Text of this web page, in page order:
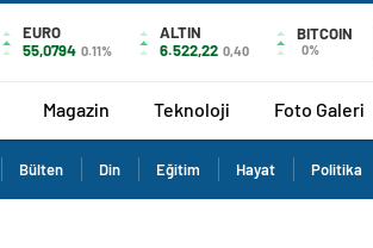
EURO
55,0794 0.11%
ALTIN
6.522,22 0,40
BITCOIN
0%
Magazin Teknoloji Foto Galeri
Bülten Din Eğitim Hayat Politika